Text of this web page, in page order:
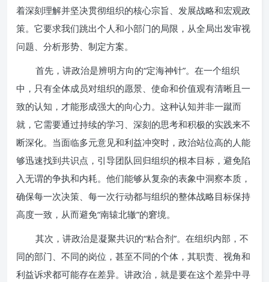
着深刻理解并坚决贯彻组织的核心宗旨、发展战略和宏观政
策。它要求我们跳出个人和小部门的局限，从全局出发审视
问题、分析形势、制定方案。
首先，讲政治是辨明方向的“定海神针”。在一个组织
中，只有全体成员对组织的愿景、使命和价值观有清晰且一
致的认知，才能形成强大的向心力。这种认知并非一蹴而
就，它需要通过持续的学习、深刻的思考和积极的实践来不
断深化。当面临多元意见和利益冲突时，政治站位高的人能
够迅速找到共识点，引导团队回归组织的根本目标，避免陷
入无谓的争执和内耗。他们能够从复杂的表象中洞察本质，
确保每一次决策、每一次行动都与组织的整体战略目标保持
高度一致，从而避免“南辕北辙”的窘境。
其次，讲政治是凝聚共识的“粘合剂”。在组织内部，不
同的部门、不同的岗位，甚至不同的个体，其职责、视角和
利益诉求都可能存在差异。讲政治，就是要在这个差异中寻